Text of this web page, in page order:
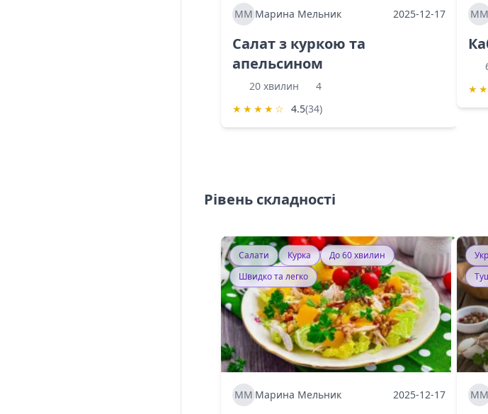
ММ Марина Мельник 2025-12-17
Салат з куркою та
апельсином
20 хвилин
4
★ ★ ★ ★ ☆ 4.5(34)
ММ
★ ★
Рівень складності
Салати Курка
До 60 хвилин
Швидко та легко
ММ Марина Мельник 2025-12-17 ММ